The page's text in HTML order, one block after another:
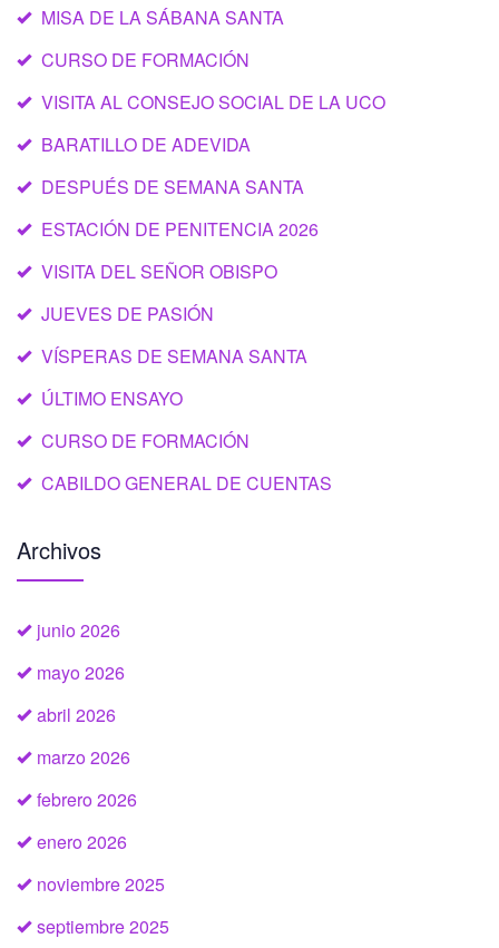
MISA DE LA SÁBANA SANTA
CURSO DE FORMACIÓN
VISITA AL CONSEJO SOCIAL DE LA UCO
BARATILLO DE ADEVIDA
DESPUÉS DE SEMANA SANTA
ESTACIÓN DE PENITENCIA 2026
VISITA DEL SEÑOR OBISPO
JUEVES DE PASIÓN
VÍSPERAS DE SEMANA SANTA
ÚLTIMO ENSAYO
CURSO DE FORMACIÓN
CABILDO GENERAL DE CUENTAS
Archivos
junio 2026
mayo 2026
abril 2026
marzo 2026
febrero 2026
enero 2026
noviembre 2025
septiembre 2025